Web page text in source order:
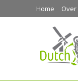
Home